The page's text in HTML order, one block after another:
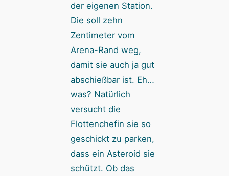
der eigenen Station.
Die soll zehn
Zentimeter vom
Arena-Rand weg,
damit sie auch ja gut
abschießbar ist. Eh…
was? Natürlich
versucht die
Flottenchefin sie so
geschickt zu parken,
dass ein Asteroid sie
schützt. Ob das